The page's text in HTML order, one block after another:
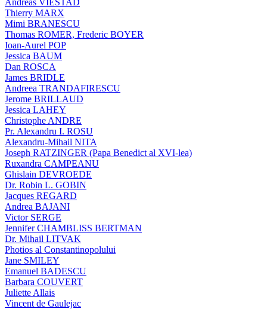
Thierry MARX
Mimi BRANESCU
Thomas ROMER, Frederic BOYER
Ioan-Aurel POP
Jessica BAUM
Dan ROSCA
James BRIDLE
Andreea TRANDAFIRESCU
Jerome BRILLAUD
Jessica LAHEY
Christophe ANDRE
Pr. Alexandru I. ROSU
Alexandru-Mihail NITA
Joseph RATZINGER (Papa Benedict al XVI-lea)
Ruxandra CAMPEANU
Ghislain DEVROEDE
Dr. Robin L. GOBIN
Jacques REGARD
Andrea BAJANI
Victor SERGE
Jennifer CHAMBLISS BERTMAN
Dr. Mihail LITVAK
Photios al Constantinopolului
Jane SMILEY
Emanuel BADESCU
Barbara COUVERT
Juliette Allais
Vincent de Gaulejac